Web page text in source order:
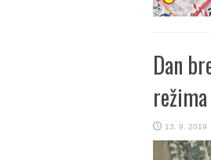
Dan
13. 9. 2019